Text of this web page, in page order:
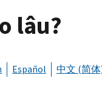
lâu?
Español 中文 (简